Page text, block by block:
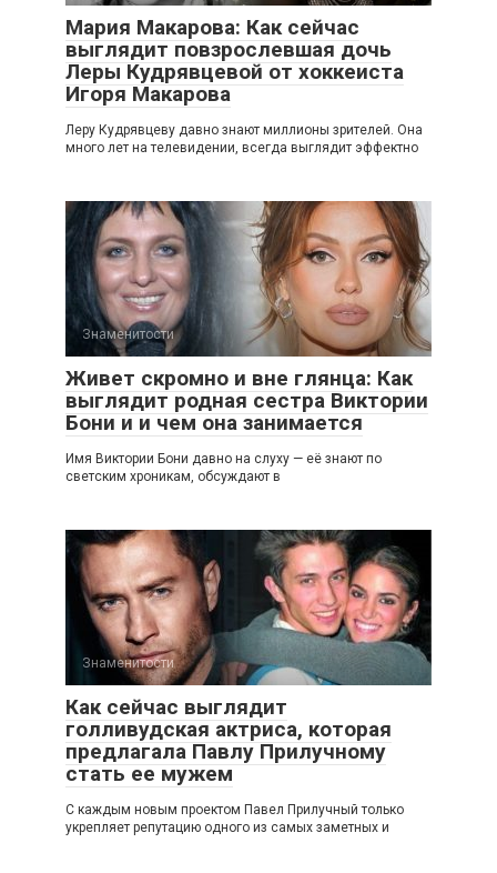
Мария Макарова: Как сейчас
выглядит повзрослевшая дочь
Леры Кудрявцевой от хоккеиста
Игоря Макарова
Леру Кудрявцеву давно знают миллионы зрителей. Она
много лет на телевидении, всегда выглядит эффектно
Знаменитости
Живет скромно и вне глянца: Как
выглядит родная сестра Виктории
Бони и и чем она занимается
Имя Виктории Бони давно на слуху — её знают по
светским хроникам, обсуждают в
Знаменитости
Как сейчас выглядит
голливудская актриса, которая
предлагала Павлу Прилучному
стать ее мужем
С каждым новым проектом Павел Прилучный только
укрепляет репутацию одного из самых заметных и